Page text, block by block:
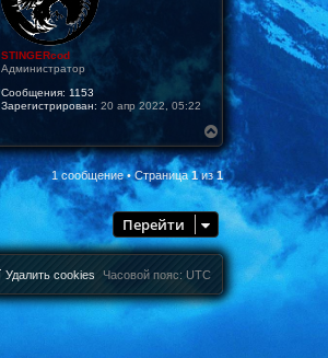
STINGERcod
Администратор
Сообщения: 1153
Зарегистрирован: 20 апр 2022, 05:22
е
р
н
у
т
ь
с
я
а
1 сообщение • Страница1из1
Перейти
Часовой пояс: UTC
Удалить cookies